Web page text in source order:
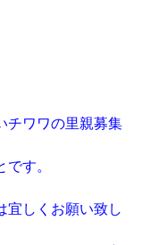
チワワの里親募集
す。
宜しくお願い致し